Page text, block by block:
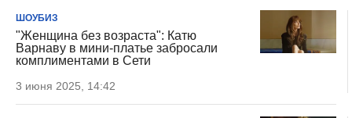
ШОУБИЗ
"Женщина без возраста": Катю
Варнаву в мини-платье забросали
комплиментами в Сети
3 июня 2025, 14:42